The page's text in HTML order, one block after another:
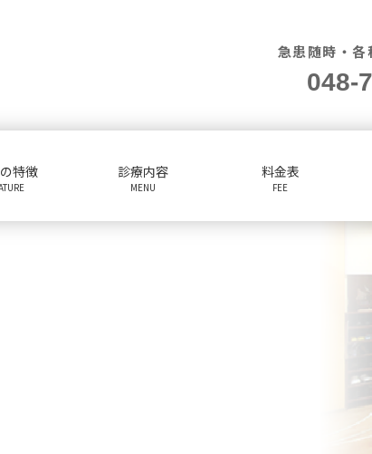
急患随時・各
048-
特徴 診療内容
MENU
料金表
FEE